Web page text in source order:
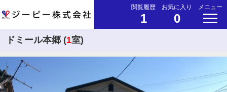
閲覧履歴
1
お気に入り
0
メニュー
ドミール本郷 (1室)